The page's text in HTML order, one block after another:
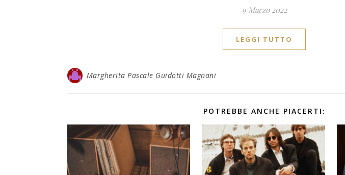
9 Marzo 2022
LEGGI TUTTO
Margherita Pascale Guidotti Magnani
POTREBBE ANCHE PIACERTI: